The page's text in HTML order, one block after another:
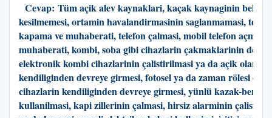
Cevap: Tüm açik alev kaynaklari, kaçak kaynaginin
kesilmemesi, ortamin havalandirmasinin saglanmamasi, telsiz
kapama ve muhaberati, telefon çalmasi, mobil telefon açma-
muhaberati, kombi, soba gibi cihazlarin çakmaklarinin
elektronik kombi cihazlarinin çalistirilmasi ya da açik
kendiliginden devreye girmesi, fotosel ya da zaman rölesi
cihazlarin kendiliginden devreye girmesi, yünlü kazak-bere
kullanilmasi, kapi zillerinin çalmasi, hirsiz alarminin